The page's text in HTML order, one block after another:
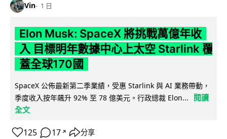
Vin 1 日
Elon Musk: SpaceX 將挑戰萬億年收
入 目標明年數據中心上太空 Starlink 覆
蓋全球170國
SpaceX 公佈最新第二季業績，受惠 Starlink 與 AI 業務帶動，
季度收入按年飆升 92% 至 78 億美元。行政總裁 Elon...
閱讀
全文
125 17 ↗ 分享